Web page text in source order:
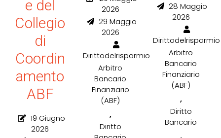
e del
Collegio
di
Coordin
amento
ABF
19 Giugno
2026
2026
29 Maggio
2026
Dirittodelrisparmio
Arbitro
Bancario
Finanziario
(ABF)
,
Diritto
28 Maggio
2026
Dirittodelrisparmio
Arbitro
Bancario
Finanziario
(ABF)
,
Diritto
Bancario